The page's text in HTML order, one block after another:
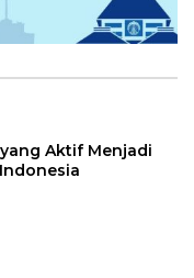
Aktif Menjadi